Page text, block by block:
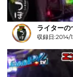
ライター
収録日:2014/